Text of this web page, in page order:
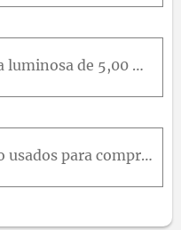
Um laser tem uma potência luminosa de 5,00 m W e um comprimento de onda de 633n m . A luz emitida é focalizada (concentrada) até que o diâmetro do feixe luminoso seja igual ao diâmetro de 1266n m de u
Lasers de atlta potência são usados para comprimir plasmas (gases de partículas carregadas). Um laser capaz de gerar pulsos de radiação com uma potência máxima de 1,5 × 10 3M W é focalizado em 1,0m m